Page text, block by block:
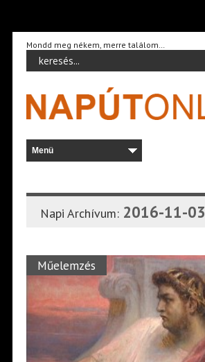
Mondd meg nékem, merre találom…
Napi Archívum: 2016-11-03
Műelemzés